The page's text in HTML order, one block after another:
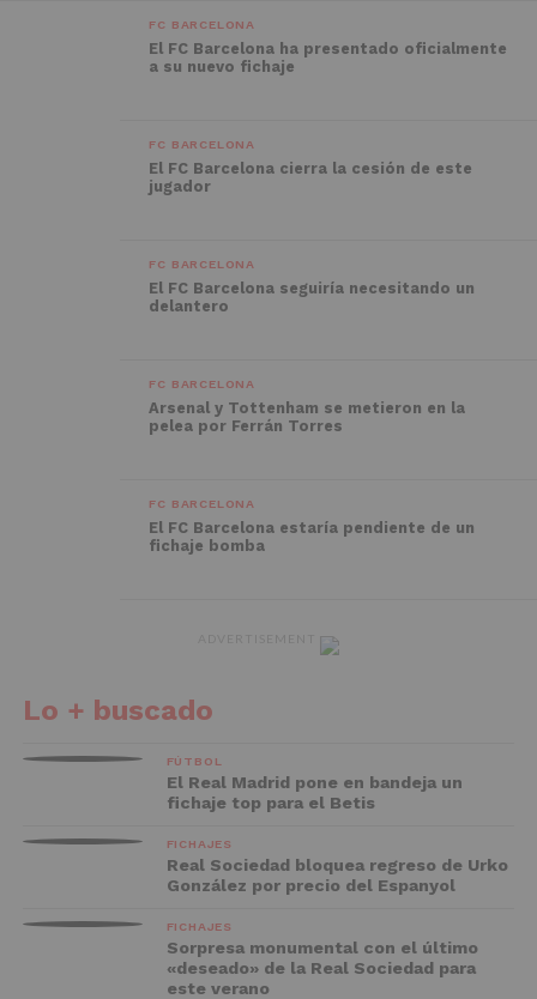
FC BARCELONA
El FC Barcelona ha presentado oficialmente
a su nuevo fichaje
FC BARCELONA
El FC Barcelona cierra la cesión de este
jugador
FC BARCELONA
El FC Barcelona seguiría necesitando un
delantero
FC BARCELONA
Arsenal y Tottenham se metieron en la
pelea por Ferrán Torres
FC BARCELONA
El FC Barcelona estaría pendiente de un
fichaje bomba
Lo + buscado
FÚTBOL
El Real Madrid pone en bandeja un
fichaje top para el Betis
FICHAJES
Real Sociedad bloquea regreso de Urko
González por precio del Espanyol
FICHAJES
Sorpresa monumental con el último
«deseado» de la Real Sociedad para
este verano